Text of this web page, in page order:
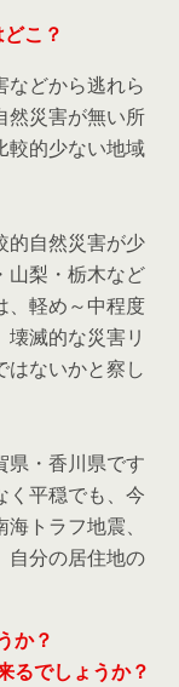
こ？
などから逃れら
然災害が無い所
較的少ない地域
的自然災害が少
山梨・栃木など
、軽め～中程度
滅的な災害リ
はないかと察し
県・香川県です
く平穏でも、今
トラフ地震、
自分の居住地の
か？
るでしょうか？